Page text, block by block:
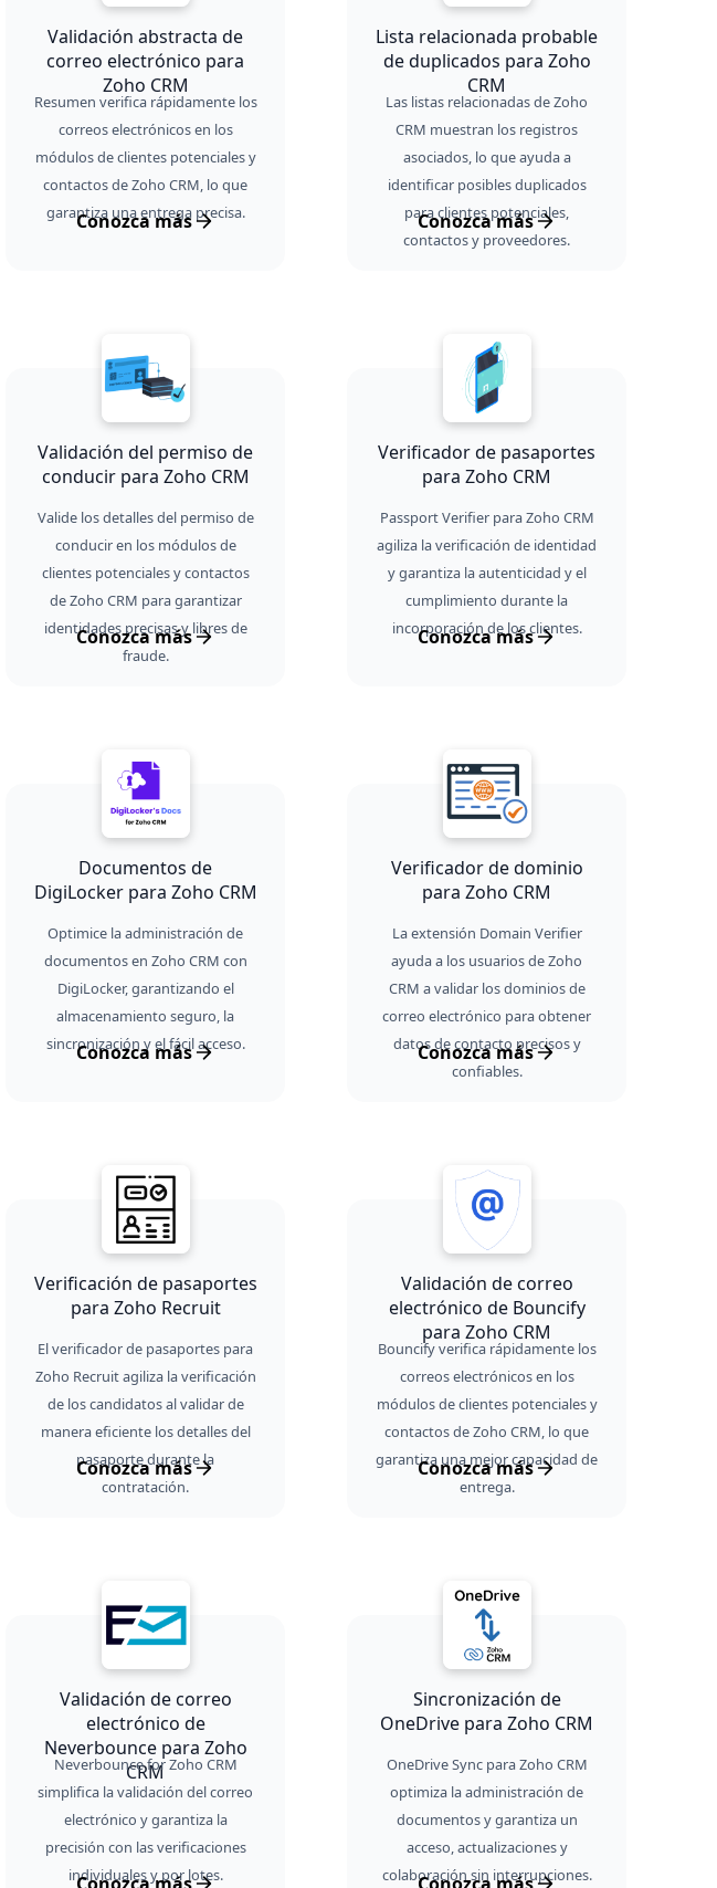
Validación abstracta de
correo electrónico para
Zoho CRM
Resumen verifica rápidamente los
correos electrónicos en los
módulos de clientes potenciales y
contactos de Zoho CRM, lo que
garantiza una entrega precisa.
Conozca más
Lista relacionada probable
de duplicados para Zoho
CRM
Las listas relacionadas de Zoho
CRM muestran los registros
asociados, lo que ayuda a
identificar posibles duplicados
para clientes potenciales,
contactos y proveedores.
Conozca más
Validación del permiso de
conducir para Zoho CRM
Valide los detalles del permiso de
conducir en los módulos de
clientes potenciales y contactos
de Zoho CRM para garantizar
identidades precisas y libres de
fraude.
Conozca más
Verificador de pasaportes
para Zoho CRM
Passport Verifier para Zoho CRM
agiliza la verificación de identidad
y garantiza la autenticidad y el
cumplimiento durante la
incorporación de los clientes.
Conozca más
Documentos de
DigiLocker para Zoho CRM
Optimice la administración de
documentos en Zoho CRM con
DigiLocker, garantizando el
almacenamiento seguro, la
sincronización y el fácil acceso.
Conozca más
Verificador de dominio
para Zoho CRM
La extensión Domain Verifier
ayuda a los usuarios de Zoho
CRM a validar los dominios de
correo electrónico para obtener
datos de contacto precisos y
confiables.
Conozca más
Verificación de pasaportes
para Zoho Recruit
El verificador de pasaportes para
Zoho Recruit agiliza la verificación
de los candidatos al validar de
manera eficiente los detalles del
pasaporte durante la
contratación.
Conozca más
Validación de correo
electrónico de Bouncify
para Zoho CRM
Bouncify verifica rápidamente los
correos electrónicos en los
módulos de clientes potenciales y
contactos de Zoho CRM, lo que
garantiza una mejor capacidad de
entrega.
Conozca más
Validación de correo
electrónico de
Neverbounce para Zoho
CRM
Neverbounce for Zoho CRM
simplifica la validación del correo
electrónico y garantiza la
precisión con las verificaciones
individuales y por lotes.
Sincronización de
OneDrive para Zoho CRM
OneDrive Sync para Zoho CRM
optimiza la administración de
documentos y garantiza un
acceso, actualizaciones y
colaboración sin interrupciones.